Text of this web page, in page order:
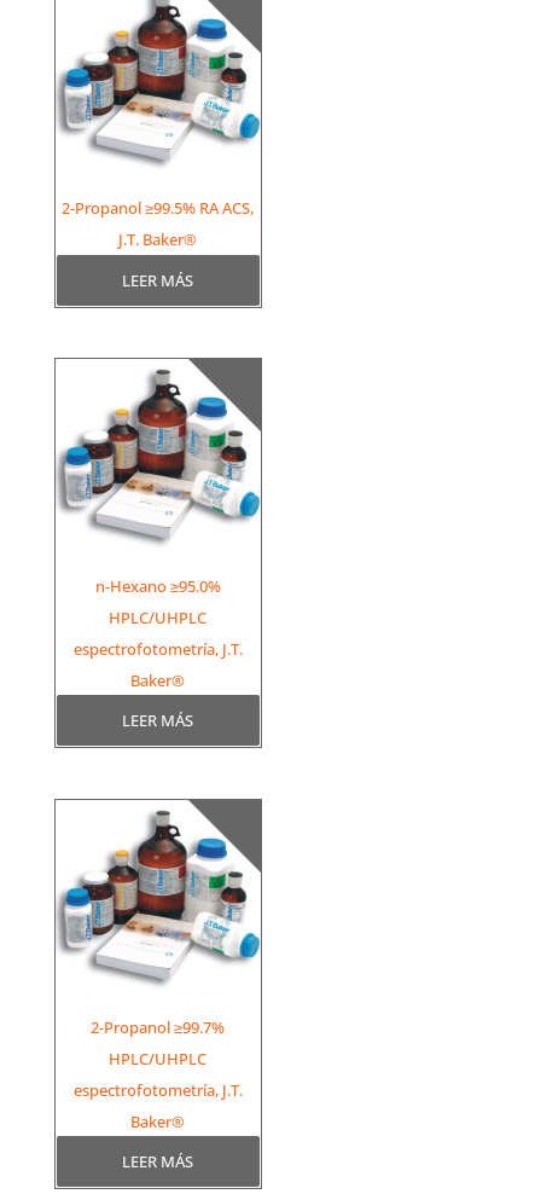
2-Propanol ≥99.5% RA ACS,
J.T. Baker®
LEER MÁS
n-Hexano ≥95.0%
HPLC/UHPLC
espectrofotometría, J.T.
Baker®
LEER MÁS
2-Propanol ≥99.7%
HPLC/UHPLC
espectrofotometría, J.T.
Baker®
LEER MÁS